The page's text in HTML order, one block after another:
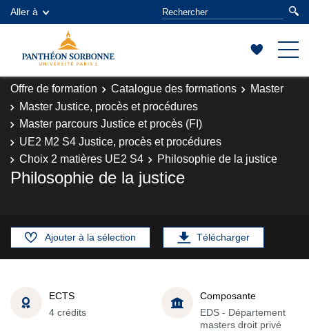
Aller à
Offre de formation Catalogue des formations
Master
Master Justice, procès et procédures
Master parcours Justice et procès (FI)
UE2 M2 S4 Justice, procès et procédures
Choix 2 matières UE2 S4
Philosophie de la justice
Philosophie de la justice
Ajouter à la sélection Télécharger
ECTS
4 crédits
Composante
EDS - Département
masters droit privé